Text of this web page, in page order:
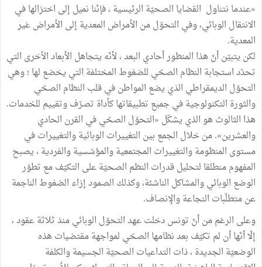
«عندما نتناول القضايا الصحيّة الرئيسية ، فإنّنا نميل إلى اختزالها في
الانتقال الوبائي، وفي التحوّل من الأمراض المعدية إلى الأمراض غير
المعدية.
لكن يتبيّن أنّ هذا المنظور أحادي البعد ، لأنّه يتجاهل الأبعاد الأخرى التي
تحدّد استجابة النظام الصحّي للضغوط المختلفة التي يخضع لها ؛ وهي
التحوّل الديمقراطي الذي يضع المواطن في قلب النظام الصحّي
والثورة التكنولوجية في جميع تطبيقاتها كأداة تصرّف وتقييم للخدمات.
هذا الثالوث هو الذي يشكّل «التحوّل الصحّي في القرن الحادي
والعشرين». من خلال الجمع بين التغييرات الوبائية والتغييرات في
مستوى المنظومة والتغييرات المجتمعية والمؤسّسية والفردية ، يصبح
المفهوم منطلقا لتحليل قدرات النظم الصحيّة على التكيّف مع تطوّر
الوضع الوبائي والمشاكل الناشئة، وكذلك الصمود إزاء الضغوط الناجمة
عن متطلّبات النجاعة والإنصاف.
وعلى الرغم من أنّ تونس دخلت عهد التحوّل الوبائي منذ ثلاثة عقود ،
إلّا أنّها أن لم تكيّف بعد نظامها الصحّي لمواجهة مقتضيات هذه
الوضعيّة الجديدة ، ذات التداعيات الصحيّة الجسيمة والكلفة